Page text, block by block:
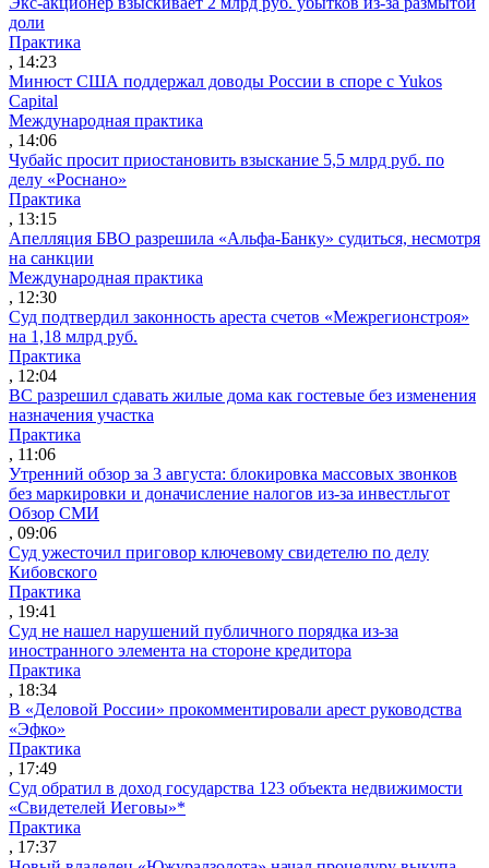
доли
Практика
, 14:23
Минюст США поддержал доводы России в споре с Yukos
Capital
Международная практика
, 14:06
Чубайс просит приостановить взыскание 5,5 млрд руб. по
делу «Роснано»
Практика
, 13:15
Апелляция БВО разрешила «Альфа-Банку» судиться, несмотря
на санкции
Международная практика
, 12:30
Суд подтвердил законность ареста счетов «Межрегионстроя»
на 1,18 млрд руб.
Практика
, 12:04
ВС разрешил сдавать жилые дома как гостевые без изменения
назначения участка
Практика
, 11:06
Утренний обзор за 3 августа: блокировка массовых звонков
без маркировки и доначисление налогов из-за инвестльгот
Обзор СМИ
, 09:06
Суд ужесточил приговор ключевому свидетелю по делу
Кибовского
Практика
, 19:41
Суд не нашел нарушений публичного порядка из-за
иностранного элемента на стороне кредитора
Практика
, 18:34
В «Деловой России» прокомментировали арест руководства
«Эфко»
Практика
, 17:49
Суд обратил в доход государства 123 объекта недвижимости
«Свидетелей Иеговы»*
Практика
, 17:37